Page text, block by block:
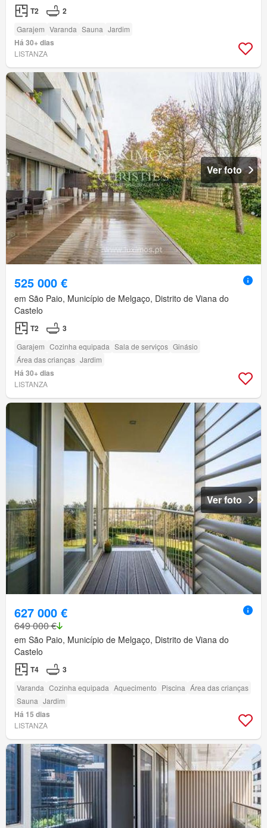
T2 2
Garajem Varanda Sauna Jardim
Há 30+ dias
LISTANZA
Ver foto
525 000 €
em São Paio, Município de Melgaço, Distrito de Viana do
Castelo
T2 3
Garajem Cozinha equipada Sala de serviços Ginásio
Área das crianças Jardim
Há 30+ dias
LISTANZA
Ver foto
627 000 €
649 000 €
em São Paio, Município de Melgaço, Distrito de Viana do
Castelo
T4 3
Varanda Cozinha equipada Aquecimento Piscina Área das crianças
Sauna Jardim
Há 15 dias
LISTANZA